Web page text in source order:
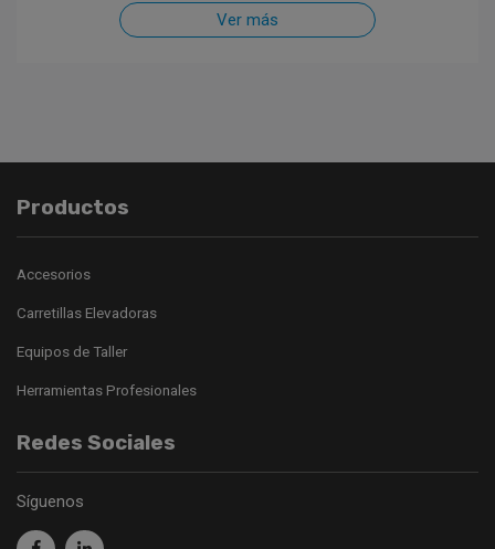
Ver más
Productos
Accesorios
Carretillas Elevadoras
Equipos de Taller
Herramientas Profesionales
Redes Sociales
Síguenos